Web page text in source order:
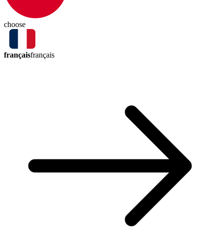
choose
françaisfrançais